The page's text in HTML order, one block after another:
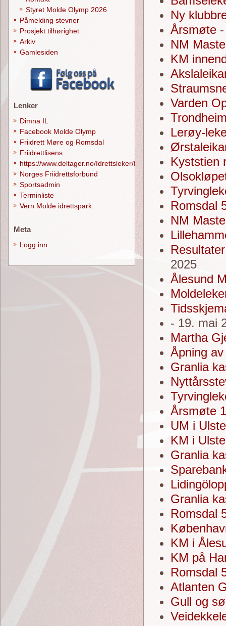
Ny
Årsmøte
NM
KM
Varden
Lerøy-
Kyststien
Romsdal
NM
2025
Ålesund
- 19. mai
Martha
Åpning
Granlia
Årsmøte
UM i
KM i
Granlia
Granlia
Romsdal
KM i
KM på
Romsdal
Atlanten
Gull og
Styret Molde Olymp 2026
Påmelding stevner
Prosjekt tilhørighet
Arkiv
Gamlesiden
Lenker
Dimna IL
Facebook Molde Olymp
Friidrett Møre og Romsdal
Friidrettlisens
https://www.deltager.no/Idrettsleker/forside
Norges Friidrettsforbund
Sportsadmin
Terminliste
Vern Molde idrettspark
Meta
Logg inn